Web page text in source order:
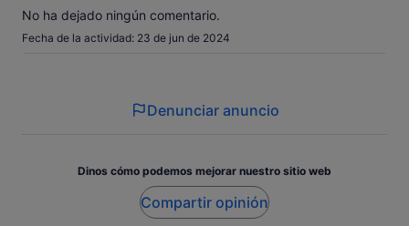
No ha dejado ningún comentario.
Fecha de la actividad: 23 de jun de 2024
Denunciar anuncio
Dinos cómo podemos mejorar nuestro sitio web
Compartir opinión